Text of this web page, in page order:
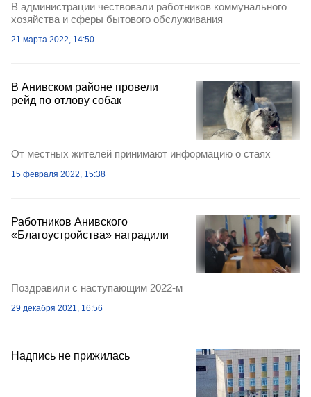
В администрации чествовали работников коммунального
хозяйства и сферы бытового обслуживания
21 марта 2022, 14:50
В Анивском районе провели
рейд по отлову собак
От местных жителей принимают информацию о стаях
15 февраля 2022, 15:38
Работников Анивского
«Благоустройства» наградили
Поздравили с наступающим 2022-м
29 декабря 2021, 16:56
Надпись не прижилась